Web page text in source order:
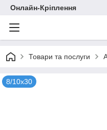
Онлайн-Кріплення
Товари та послуги
8/10х30